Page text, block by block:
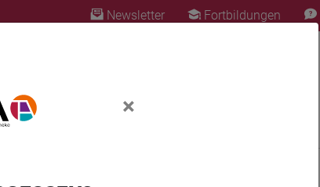
Newsletter Fortbildungen
×